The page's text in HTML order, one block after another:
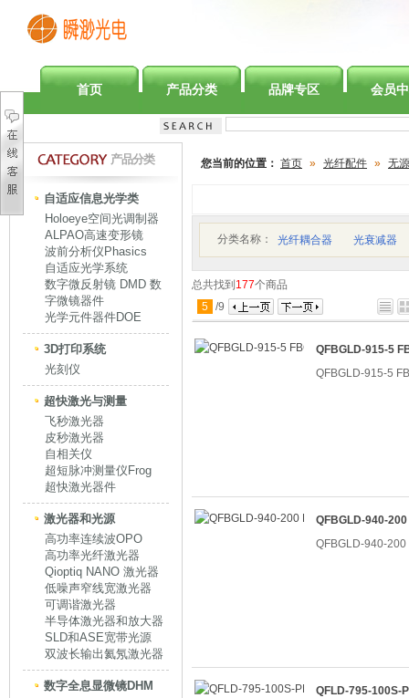
首页 产品分类 品牌专区 会员
产品分类
自适应信息光学类
Holoeye空间光调制器
ALPAO高速变形镜
波前分析仪Phasics
自适应光学系统
数字微反射镜 DMD 数
字微镜器件
光学元件器件DOE
3D打印系统
光刻仪
超快激光与测量
飞秒激光器
皮秒激光器
自相关仪
超短脉冲测量仪Frog
超快激光器件
激光器和光源
高功率连续波OPO
高功率光纤激光器
Qioptiq NANO 激光器
低噪声窄线宽激光器
可调谐激光器
半导体激光器和放大器
SLD和ASE宽带光源
双波长输出氦氖激光器
数字全息显微镜DHM
您当前的位置： 首页 » 光纤配件 » 无
分类名称： 光纤耦合器 光衰减器
总共找到 177个商品
5 /9
QFBGLD-915-5
QFBGLD-915-5
QFBGLD-940-
QFBGLD-940-
QFLD-795-100S-